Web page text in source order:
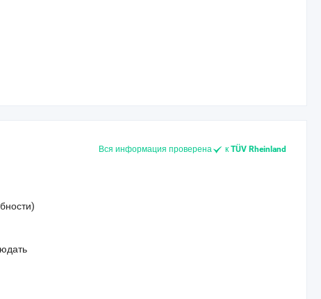
Вся информация проверена к TÜV Rheinland